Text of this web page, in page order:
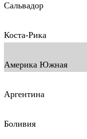
Сальвадор
Коста-Рика
Америка Южная
Аргентина
Боливия